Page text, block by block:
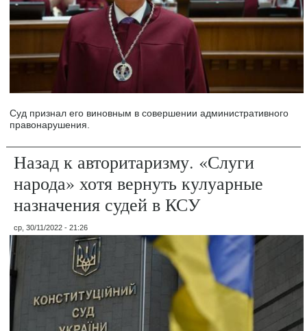
Суд признал его виновным в совершении административного
правонарушения.
Назад к авторитаризму. «Слуги
народа» хотя вернуть кулуарные
назначения судей в КСУ
ср, 30/11/2022 - 21:26